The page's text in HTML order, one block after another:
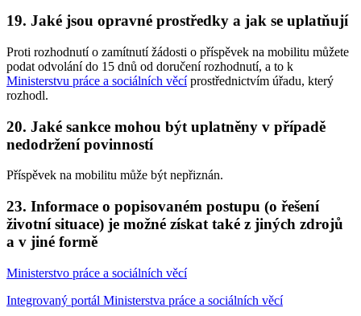
19. Jaké jsou opravné prostředky a jak se uplatňují
Proti rozhodnutí o zamítnutí žádosti o příspěvek na mobilitu můžete
podat odvolání do 15 dnů od doručení rozhodnutí, a to k
Ministerstvu práce a sociálních věcíprostřednictvím úřadu, který
rozhodl.
20. Jaké sankce mohou být uplatněny v případě
nedodržení povinností
Příspěvek na mobilitu může být nepřiznán.
23. Informace o popisovaném postupu (o řešení
životní situace) je možné získat také z jiných zdrojů
a v jiné formě
Ministerstvo práce a sociálních věcí
Integrovaný portál Ministerstva práce a sociálních věcí